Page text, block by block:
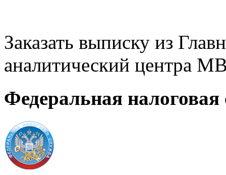
Заказать выписку из
аналитический центра
Федеральная налоговая